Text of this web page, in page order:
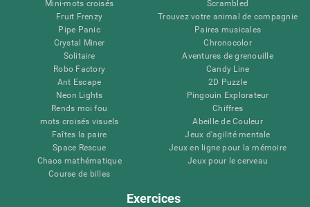
Mini-mots croisés
Fruit Frenzy
Pipe Panic
Crystal Miner
Solitaire
Robo Factory
Ant Escape
Neon Lights
Rends moi fou
mots croisés visuels
Faîtes la paire
Space Rescue
Chaos mathématique
Course de billes
Scrambled
Trouvez votre animal de compagnie
Paires musicales
Chronocolor
Aventures de grenouille
Candy Line
2D Puzzle
Pingouin Explorateur
Chiffres
Abeille de Couleur
Jeux d'agilité mentale
Jeux en ligne pour la mémoire
Jeux pour le cerveau
Exercices